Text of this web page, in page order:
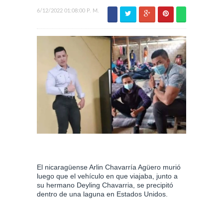
6/12/2022 01:08:00 P. M.
El nicaragüense Arlin Chavarría Agüero murió
luego que el vehículo en que viajaba, junto a
su hermano Deyling Chavarria, se precipitó
dentro de una laguna en Estados Unidos.